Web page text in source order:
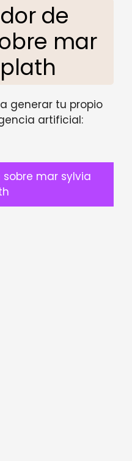
de
mar
generar tu propio
artificial:
mar sylvia